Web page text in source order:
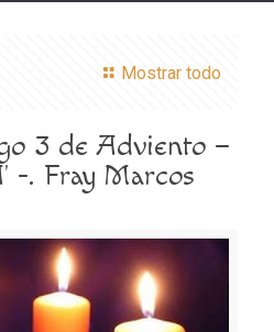
Mostrar todo
3 de Adviento –
-. Fray Marcos